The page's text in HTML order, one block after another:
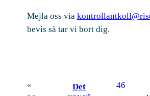
Mejla oss via
bevis så tar vi bort dig.
«
Det
46